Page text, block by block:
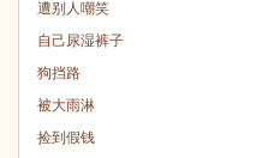
遭别人嘲笑
自己尿湿裤子
狗挡路
被大雨淋
捡到假钱